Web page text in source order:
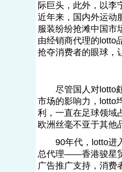
际巨头，此外，以李
近年来，国内外运动
服装纷纷抢滩中国市
由经销商代理的lotto
抢夺消费者的眼球，
尽管国人对lotto颇
市场的影响力，lotto
利，一直在足球领域
欧洲丝毫不亚于其他
90年代，lotto进入
总代理——香港骏星
广告推广支持，消费